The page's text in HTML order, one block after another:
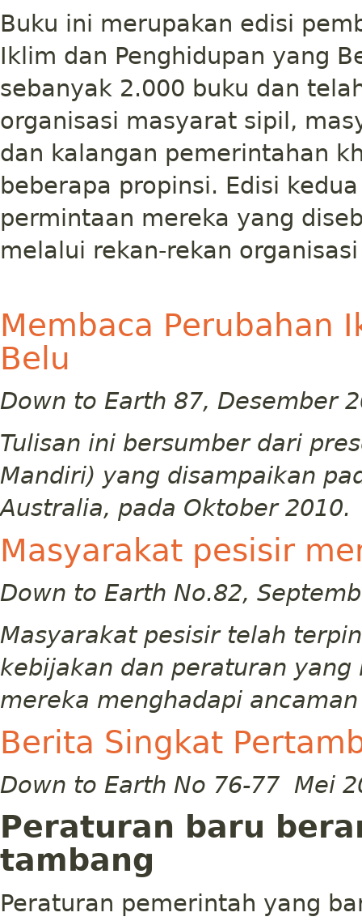
Buku ini merupakan edisi
Iklim dan Penghidupan yang
sebanyak 2.000 buku dan
organisasi masyarat sipil,
dan kalangan pemerintahan
beberapa propinsi. Edisi
permintaan mereka yang
melalui rekan-rekan
Membaca Perubahan
Belu
Down to Earth 87, Desember
Tulisan ini bersumber dari
Mandiri) yang disampaikan
Australia, pada Oktober 2010.
Masyarakat pesisir
Down to Earth No.82,
Masyarakat pesisir telah
kebijakan dan peraturan yang
mereka menghadapi
Berita Singkat
Down to Earth No 76-77 Mei
Peraturan baru
tambang
Peraturan pemerintah yang